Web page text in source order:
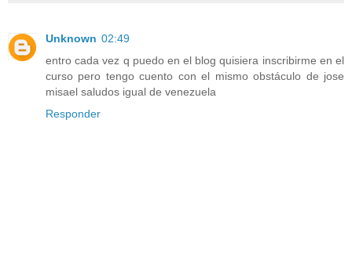
Unknown 02:49
entro cada vez q puedo en el blog quisiera inscribirme en el
curso pero tengo cuento con el mismo obstáculo de jose
misael saludos igual de venezuela
Responder